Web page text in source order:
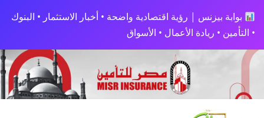
بوابة بيزنس | رؤية اقتصادية واضحة • أخبار الاستثمار • البنوك
• التأمين • ريادة الأعمال • الأسواق